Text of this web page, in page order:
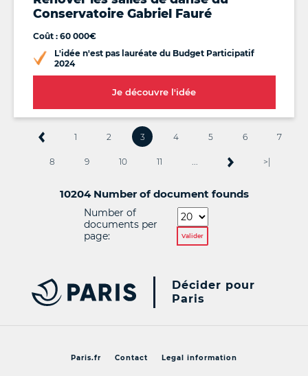
Conservatoire Gabriel Fauré
Coût : 60 000€
L'idée n'est pas lauréate du Budget Participatif
2024
Je découvre l'idée
1 2 3 4 5 6 7
8 9 10 11 ... >|
10204 Number of document founds
Number of
documents per
page:
Valider
Décider pour
Paris
Paris.fr Contact Legal information